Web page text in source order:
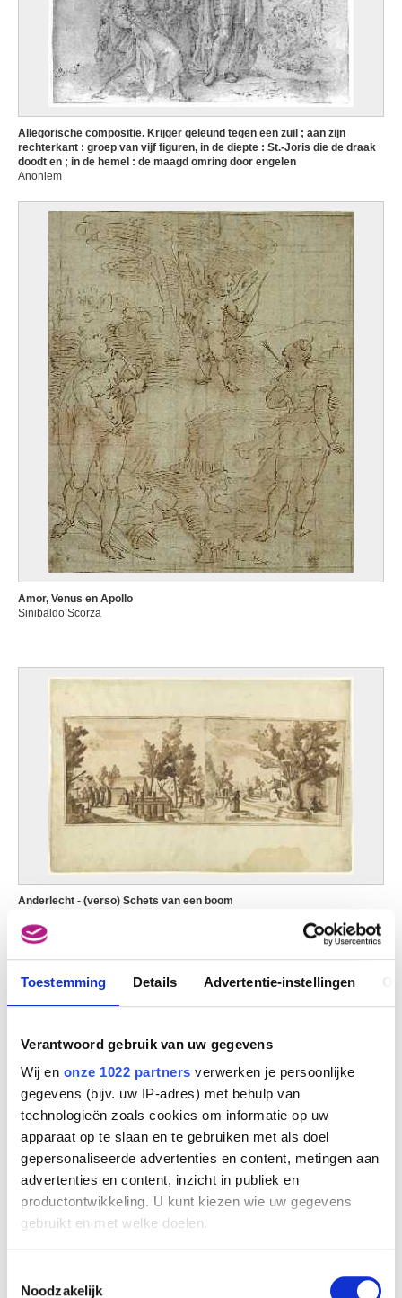
Toestemming Details Advertentie-instellingen
Verantwoord gebruik van uw gegevens
Wij en onze 1022 partners verwerken je persoonlijke
gegevens (bijv. uw IP-adres) met behulp van
technologieën zoals cookies om informatie op uw
apparaat op te slaan en te gebruiken met als doel
gepersonaliseerde advertenties en content, metingen aan
advertenties en content, inzicht in publiek en
productontwikkeling. U kunt kiezen wie uw gegevens
gebruikt en met welke doelen.
Informatie verzamelen over uw geografische
Noodzakelijk
Allegorische compositie. Krijger geleund tegen een zuil ; aan zijn
rechterkant : groep van vijf figuren, in de diepte : St.-Joris die de draak
doodt en ; in de hemel : de maagd omring door engelen
Anoniem
Amor, Venus en Apollo
Sinibaldo Scorza
Anderlecht - (verso) Schets van een boom
Anderlecht met de tekenende kunstenaar op de voorgrond
Remigio Cantagallina